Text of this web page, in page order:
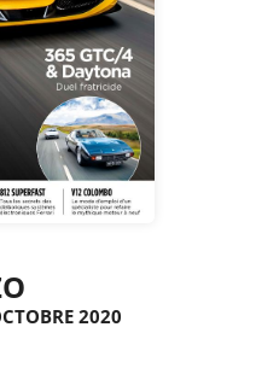
2020